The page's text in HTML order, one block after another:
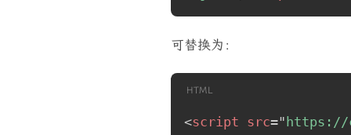
可替换为：
<script src=" https://
HTML